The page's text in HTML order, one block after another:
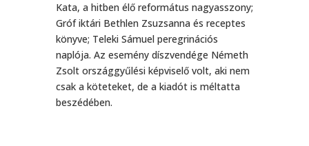
Kata, a hitben élő református nagyasszony;
Gróf iktári Bethlen Zsuzsanna és receptes
könyve; Teleki Sámuel peregrinációs
naplója. Az esemény díszvendége Németh
Zsolt országgyűlési képviselő volt, aki nem
csak a köteteket, de a kiadót is méltatta
beszédében.